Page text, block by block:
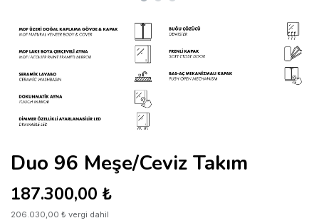
Duo 96 Meşe/Ceviz Takım
187.300,00 ₺
206.030,00 ₺ vergi dahil